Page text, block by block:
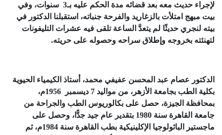
لإجراء حديث معه بعد قضائه مدة الحكم عليه بـ3 سنوات، وفي
بيت مبهج امتلأت بالزغاريد والفرحة جنباته، استقبلنا الدكتور في
بيته لنجري حديثًا لم يتعدَّ الساعة تلقى فيه عشرات التليفونات
لتهنئته بخروجه وإطلاق سراحه وحصوله على حريته.
الدكتور عصام عبد المحسن عفيفي محمد، أستاذ الكيمياء الحيوية
بكلية الطب بجامعة الأزهر، من مواليد 7 ديسمبر 1956م،
بمحافظة الجيزة، حصل على بكالوريوس الطب والجراحة من
جامعة القاهرة سنة 1980 بتقدير عام جيد جدًّا، وحصل على
ماجستير الباثولوجيا الإكلينيكية بطب القاهرة سنة 1984م، ثم